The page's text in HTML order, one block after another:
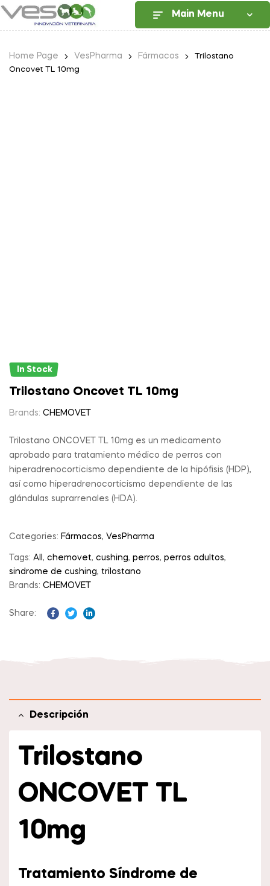
Main Menu
Home Page VesPharma Fármacos
Trilostano
Oncovet TL 10mg
In Stock
Trilostano Oncovet TL 10mg
Brands: CHEMOVET
Trilostano ONCOVET TL 10mg es un medicamento
aprobado para tratamiento médico de perros con
hiperadrenocorticismo dependiente de la hipófisis (HDP),
así como hiperadrenocorticismo dependiente de las
glándulas suprarrenales (HDA).
Categories: Fármacos, VesPharma
Tags: All , chemovet, cushing, perros, perros adultos,
sindrome de cushing, trilostano
Brands: CHEMOVET
Share:
Descripción
Trilostano
ONCOVET TL
10mg
Tratamiento Síndrome de